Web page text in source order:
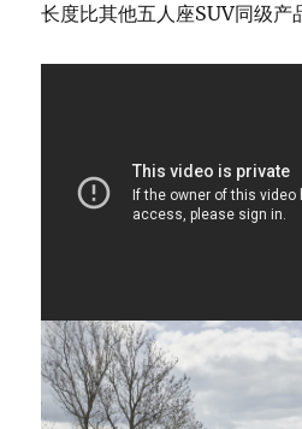
长度比其他五人座SUV同级产